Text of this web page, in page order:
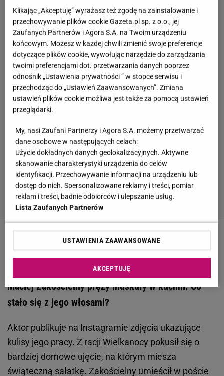
Zobacz wideoMaciej Zakościelny na premierze
filmu "Kogel-Mogel"
Maciej Zakościelny pręży muskuły w kuchni. Co
stało się z jego włosami?
Aktor publikuje na Instagramie zdjęcia ukazujące
kulisy jego pracy. Z racji Wielkanocy pokusił się o
bardziej domowe ujęcie, na którym miesza
świąteczną sałatkę. Zakościelny umieścił w poście
Klikając „Akceptuję” wyrażasz też zgodę na zainstalowanie i
przechowywanie plików cookie Gazeta.pl sp. z o.o., jej
Zaufanych Partnerów i Agora S.A. na Twoim urządzeniu
końcowym. Możesz w każdej chwili zmienić swoje preferencje
dotyczące plików cookie, wywołując narzędzie do zarządzania
twoimi preferencjami dot. przetwarzania danych poprzez
odnośnik „Ustawienia prywatności ” w stopce serwisu i
przechodząc do „Ustawień Zaawansowanych”. Zmiana
ustawień plików cookie możliwa jest także za pomocą ustawień
przeglądarki.
My, nasi Zaufani Partnerzy i Agora S.A. możemy przetwarzać
dane osobowe w następujących celach:
Użycie dokładnych danych geolokalizacyjnych. Aktywne
skanowanie charakterystyki urządzenia do celów
identyfikacji. Przechowywanie informacji na urządzeniu lub
dostęp do nich. Spersonalizowane reklamy i treści, pomiar
reklam i treści, badnie odbiorców i ulepszanie usług.
Lista Zaufanych Partnerów
USTAWIENIA ZAAWANSOWANE
AKCEPTUJĘ